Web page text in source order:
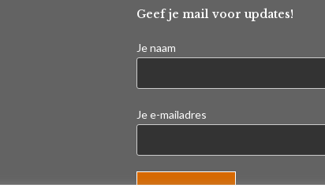
Geef je mail voor updates!
Je naam
Je e-mailadres